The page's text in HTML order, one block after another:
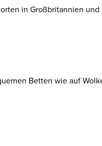
in Großbritannien und
Betten wie auf